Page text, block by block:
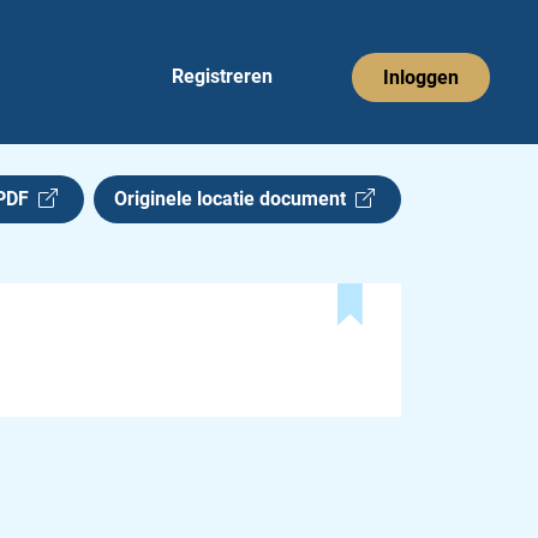
Registreren Inloggen
Originele locatie document